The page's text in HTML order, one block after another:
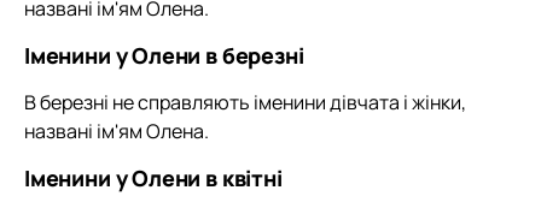
названі ім'ям Олена.
Іменини у Олени в березні
В березні не справляють іменини дівчата і жінки,
названі ім'ям Олена.
Іменини у Олени в квітні